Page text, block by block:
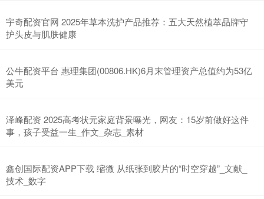
宇奇配资官网 2025年草本洗护产品推荐：五大天然植萃品牌守
护头皮与肌肤健康
公牛配资平台 惠理集团(00806.HK)6月末管理资产总值约为53亿
美元
泽峰配资 2025高考状元家庭背景曝光，网友：15岁前做好这件
事，孩子受益一生_作文_杂志_素材
鑫创国际配资APP下载 缩微 从纸张到胶片的“时空穿越”_文献_
技术_数字